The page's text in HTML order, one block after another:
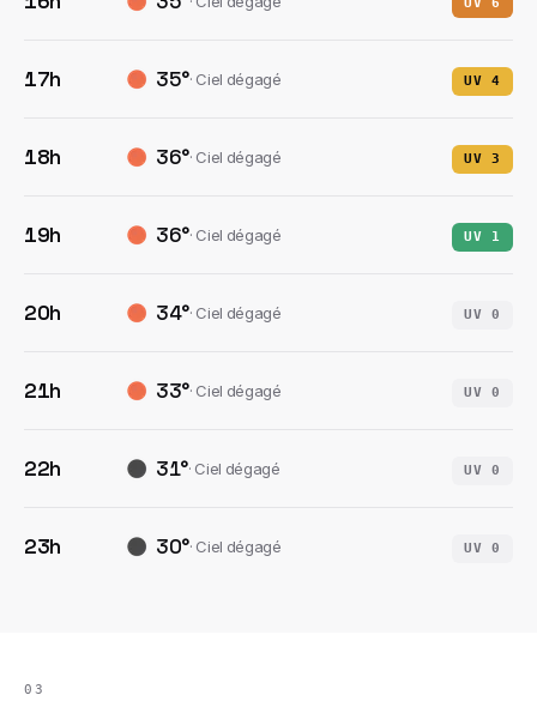
17h 35°· Ciel dégagé UV4
18h 36°· Ciel dégagé UV 3
19h 36°· Ciel dégagé UV 1
20h 34°· Ciel dégagé UV0
21h 33°· Ciel dégagé UV0
22h 31°· Ciel dégagé UV0
23h 30°· Ciel dégagé UV0
03